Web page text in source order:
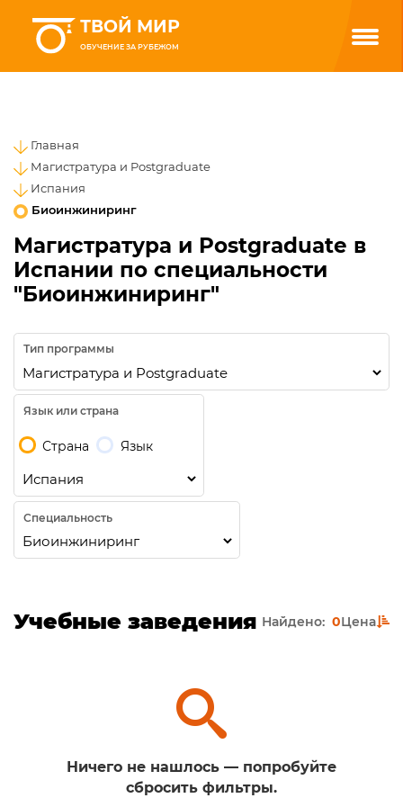
ТВОЙ МИР
ОБУЧЕНИЕ ЗА РУБЕЖОМ
Главная
Магистратура и Postgraduate
Испания
Биоинжиниринг
Магистратура и Postgraduate в
Испании по специальности
"Биоинжиниринг"
Тип программы
Язык или страна
Страна Язык
Специальность
Учебные заведения Найдено: 0Цена
Ничего не нашлось — попробуйте
сбросить фильтры.